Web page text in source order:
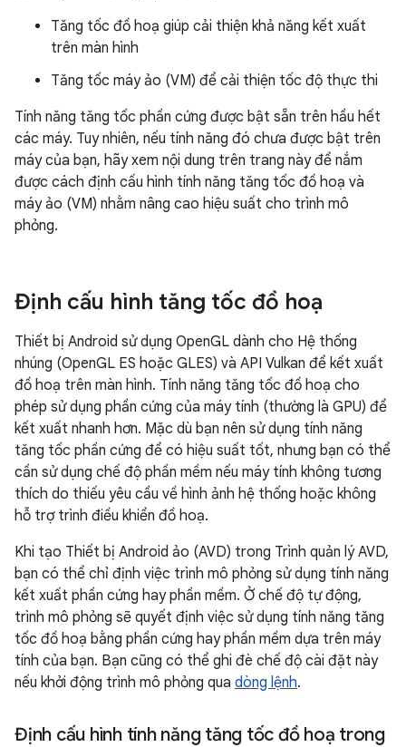
Tăng tốc đồ hoạ giúp cải thiện khả năng kết xuất
trên màn hình
Tăng tốc máy ảo (VM) để cải thiện tốc độ thực thi
Tính năng tăng tốc phần cứng được bật sẵn trên hầu hết
các máy. Tuy nhiên, nếu tính năng đó chưa được bật trên
máy của bạn, hãy xem nội dung trên trang này để nắm
được cách định cấu hình tính năng tăng tốc đồ hoạ và
máy ảo (VM) nhằm nâng cao hiệu suất cho trình mô
phỏng.
Định cấu hình tăng tốc đồ hoạ
Thiết bị Android sử dụng OpenGL dành cho Hệ thống
nhúng (OpenGL ES hoặc GLES) và API Vulkan để kết xuất
đồ hoạ trên màn hình. Tính năng tăng tốc đồ hoạ cho
phép sử dụng phần cứng của máy tính (thường là GPU) để
kết xuất nhanh hơn. Mặc dù bạn nên sử dụng tính năng
tăng tốc phần cứng để có hiệu suất tốt, nhưng bạn có thể
cần sử dụng chế độ phần mềm nếu máy tính không tương
thích do thiếu yêu cầu về hình ảnh hệ thống hoặc không
hỗ trợ trình điều khiển đồ hoạ.
Khi tạo Thiết bị Android ảo (AVD) trong Trình quản lý AVD,
bạn có thể chỉ định việc trình mô phỏng sử dụng tính năng
kết xuất phần cứng hay phần mềm. Ở chế độ tự động,
trình mô phỏng sẽ quyết định việc sử dụng tính năng tăng
tốc đồ hoạ bằng phần cứng hay phần mềm dựa trên máy
tính của bạn. Bạn cũng có thể ghi đè chế độ cài đặt này
nếu khởi động trình mô phỏng qua dòng lệnh.
Định cấu hình tính năng tăng tốc đồ hoạ trong